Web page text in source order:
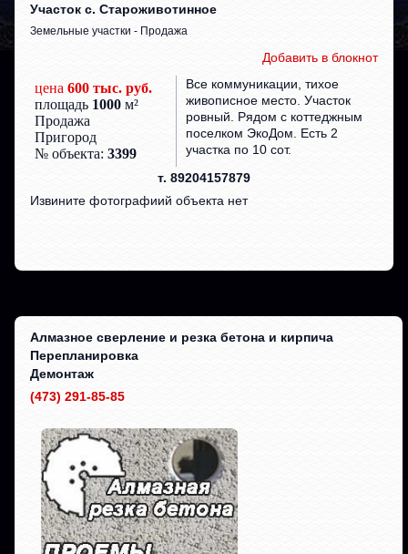
Участок с. Староживотинное
Земельные участки - Продажа
Добавить в блокнот
цена600 тыс. руб.
площадь 1000 м²
Продажа
Пригород
№ объекта:3399
Все коммуникации, тихое
живописное место. Участок
ровный. Рядом с коттеджным
поселком ЭкоДом. Есть 2
участка по 10 сот.
т. 89204157879
Извините фотографиий объекта нет
Алмазное сверление и резка бетона и кирпича
Перепланировка
Демонтаж
(473) 291-85-85